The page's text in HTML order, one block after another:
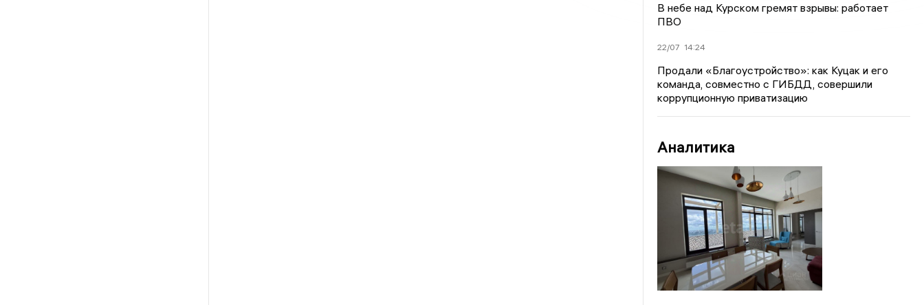
В небе над Курском гремят взрывы: работает
ПВО
22/07 14:24
Продали «Благоустройство»: как Куцак и его
команда, совместно с ГИБДД, совершили
коррупционную приватизацию
Аналитика